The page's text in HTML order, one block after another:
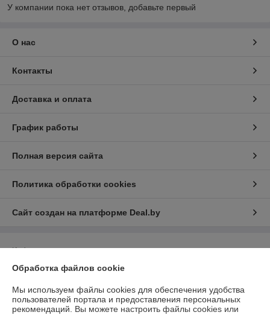
У компании пока нет отзывов, добавьте первый
О нас
Контакты
Доставка и оплата
График работы
Полная версия сайта
Политика обработки cookies
Сайт создан на платформе Deal.by
Информация для покупателя
Индивидуальный предприниматель:
Республика Беларусь, Минская обл., г. Солигорск ул. Железнодорожная
36/12
Обработка файлов cookie
Мы используем файлы cookies для обеспечения удобства
пользователей портала и предоставления персональных
рекомендаций. Вы можете настроить файлы cookies или